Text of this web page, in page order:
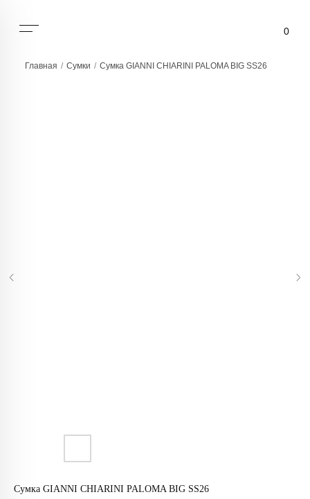
Главная / Сумки / Сумка GIANNI CHIARINI PALOMA BIG SS26
Сумка GIANNI CHIARINI PALOMA BIG SS26